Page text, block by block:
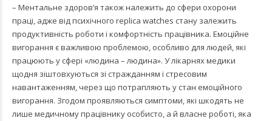
– Ментальне здоров’я також належить до сфери охорони
праці, адже від психічного replica watches стану залежить
продуктивність роботи і комфортність працівника. Емоційне
вигорання є важливою проблемою, особливо для людей, які
працюють у сфері «людина – людина». У лікарнях медики
щодня зіштовхуються зі стражданням і стресовим
навантаженням, через що потрапляють у стан емоційного
вигорання. Згодом проявляються симптоми, які шкодять не
лише медичному працівнику особисто, а й власне роботі, яка